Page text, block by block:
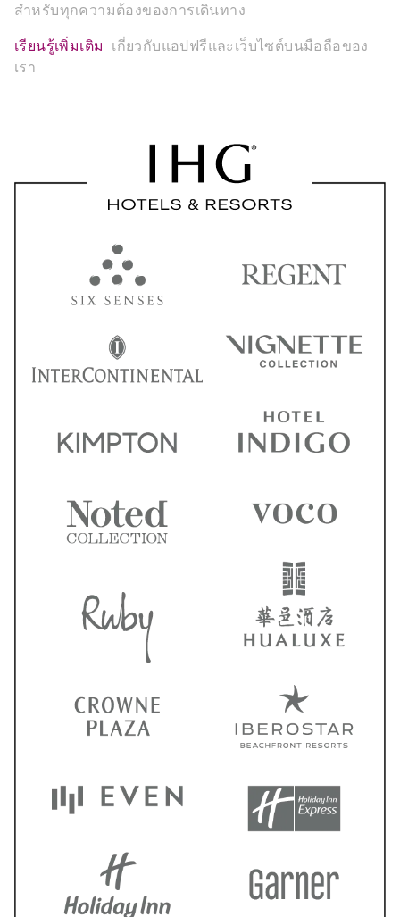
สำหรับทุกความต้องของการเดินทาง
เรียนรู้เพิ่มเติม
เกี่ยวกับแอปฟรีและเว็บไซต์บนมือถือของ
เรา